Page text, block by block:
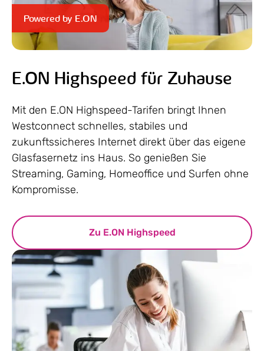
Powered by E.ON
E.ON Highspeed für Zuhause
Mit den E.ON Highspeed-Tarifen bringt Ihnen
Westconnect schnelles, stabiles und
zukunftssicheres Internet direkt über das eigene
Glasfasernetz ins Haus. So genießen Sie
Streaming, Gaming, Homeoffice und Surfen ohne
Kompromisse.
Zu E.ON Highspeed